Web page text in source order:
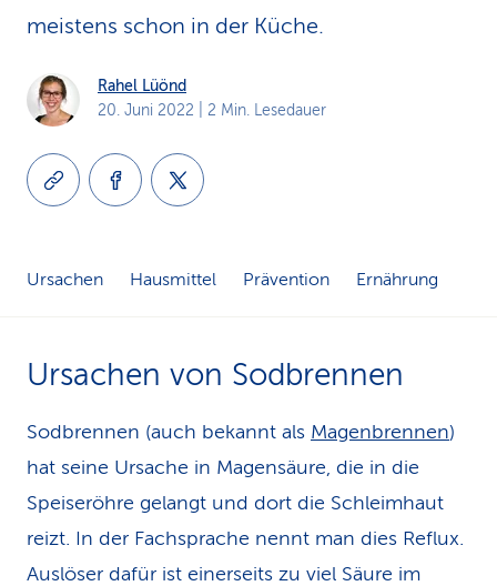
s
meistens schon in der Küche.
Rahel Lüönd
20. Juni 2022 | 2 Min. Lesedauer
Ursachen Hausmittel Prävention Ernährung
Ursachen von Sodbrennen
Sodbrennen (auch bekannt als Magenbrennen)
hat seine Ursache in Magensäure, die in die
Speiseröhre gelangt und dort die Schleimhaut
reizt. In der Fachsprache nennt man dies Reflux.
Auslöser dafür ist einerseits zu viel Säure im